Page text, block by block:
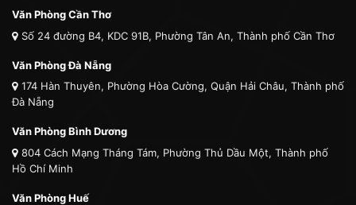
Văn Phòng Cần Thơ
Số 24 đường B4, KDC 91B, Phường Tân An, Thành phố Cần Thơ
Văn Phòng Đà Nẵng
174 Hàn Thuyên, Phường Hòa Cường, Quận Hải Châu, Thành phố
Đà Nẵng
Văn Phòng Bình Dương
804 Cách Mạng Tháng Tám, Phường Thủ Dầu Một, Thành phố
Hồ Chí Minh
Văn Phòng Huế